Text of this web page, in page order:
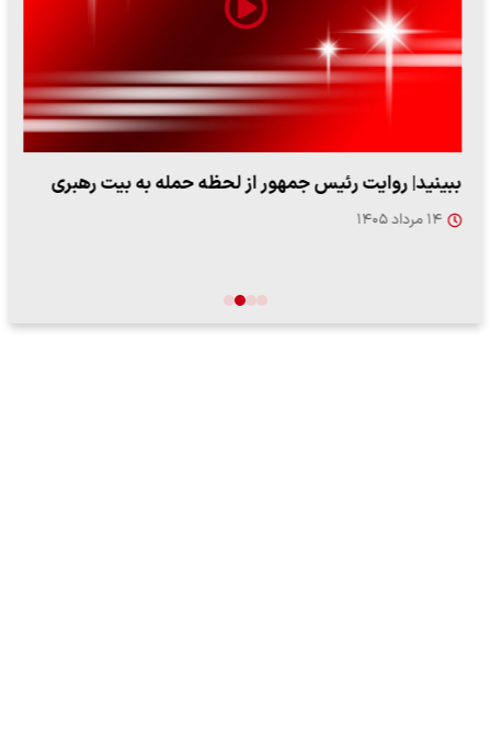
ببینید| روایت رئیس جمهور از لحظه حمله به بیت رهبری
۱۴ مرداد ۱۴۰۵